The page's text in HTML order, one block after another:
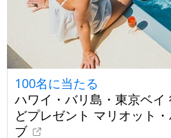
100名に当たる
ハワイ・バリ島・東京ベイ
どプレゼント マリオット
ブ